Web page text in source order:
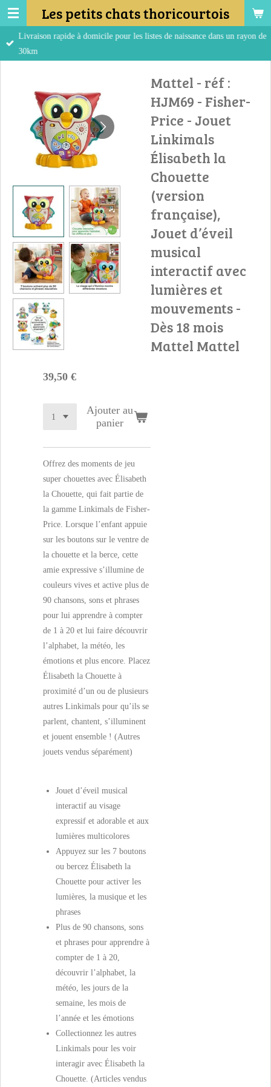
Passer
au
contenu
Les petits chats thoricourtois
Livraison rapide à domicile pour les listes de naissance dans un rayon de
30km
Mattel - réf :
HJM69 - Fisher-
Price - Jouet
Linkimals
Élisabeth la
Chouette
(version
française),
Jouet d’éveil
musical
interactif avec
lumières et
mouvements -
Dès 18 mois
Mattel Mattel
39,50 €
Ajouter au
panier
Offrez des moments de jeu
super chouettes avec Élisabeth
la Chouette, qui fait partie de
la gamme Linkimals de Fisher-
Price. Lorsque l’enfant appuie
sur les boutons sur le ventre de
la chouette et la berce, cette
amie expressive s’illumine de
couleurs vives et active plus de
90 chansons, sons et phrases
pour lui apprendre à compter
de 1 à 20 et lui faire découvrir
l’alphabet, la météo, les
émotions et plus encore. Placez
Élisabeth la Chouette à
proximité d’un ou de plusieurs
autres Linkimals pour qu’ils se
parlent, chantent, s’illuminent
et jouent ensemble ! (Autres
jouets vendus séparément)
Jouet d’éveil musical
interactif au visage
expressif et adorable et aux
lumières multicolores
Appuyez sur les 7 boutons
ou bercez Élisabeth la
Chouette pour activer les
lumières, la musique et les
phrases
Plus de 90 chansons, sons
et phrases pour apprendre à
compter de 1 à 20,
découvrir l’alphabet, la
météo, les jours de la
semaine, les mois de
l’année et les émotions
Collectionnez les autres
Linkimals pour les voir
interagir avec Élisabeth la
Chouette. (Articles vendus